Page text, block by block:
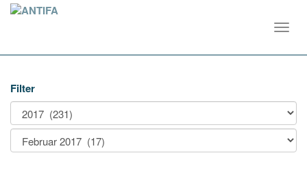
Filter